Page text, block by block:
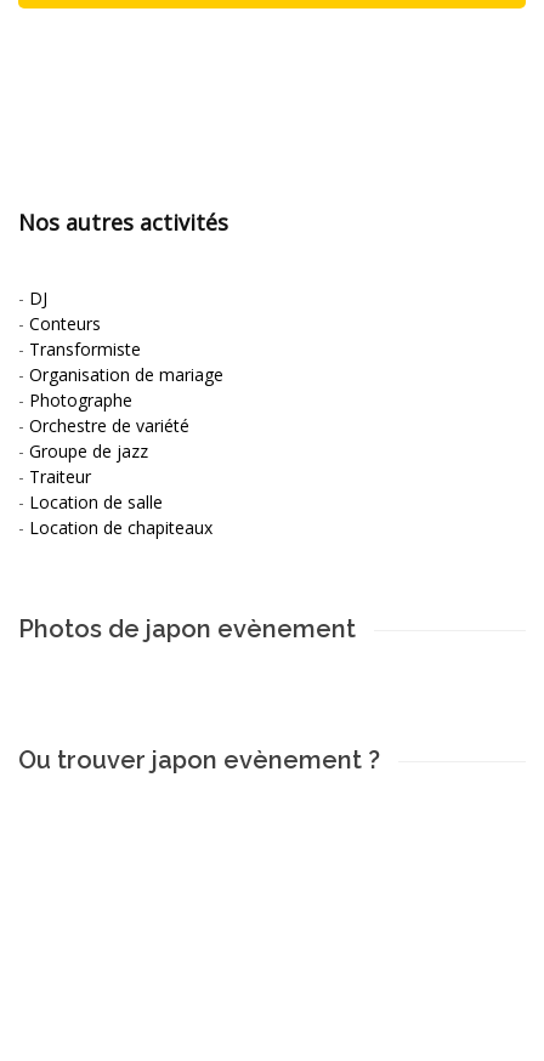
Nos autres activités
- DJ
- Conteurs
- Transformiste
- Organisation de mariage
- Photographe
- Orchestre de variété
- Groupe de jazz
- Traiteur
- Location de salle
- Location de chapiteaux
Photos de japon evènement
Ou trouver japon evènement ?